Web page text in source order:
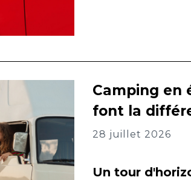
Camping en
font la
28 juillet 2026
Un tour